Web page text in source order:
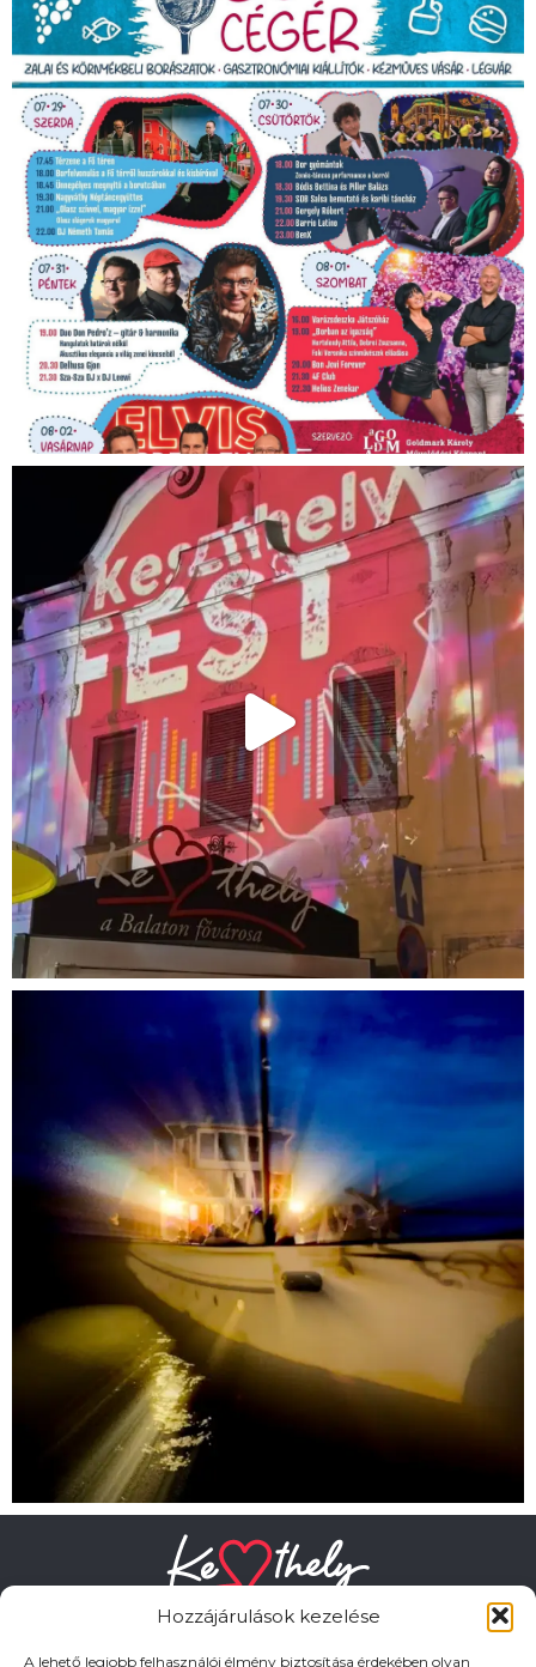
Hozzájárulások kezelése
A lehető legjobb felhasználói élmény biztosítása érdekében olyan